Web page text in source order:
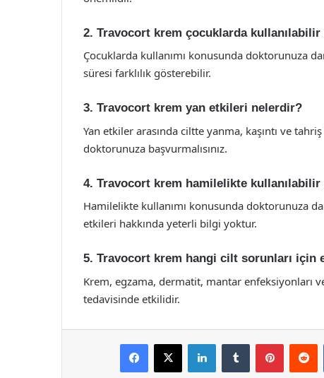
2. Travocort krem çocuklarda kullanılabilir
Çocuklarda kullanımı konusunda doktorunuza
süresi farklılık gösterebilir.
3. Travocort krem yan etkileri nelerdir?
Yan etkiler arasında ciltte yanma, kaşıntı ve
doktorunuza başvurmalısınız.
4. Travocort krem hamilelikte kullanılabilir
Hamilelikte kullanımı konusunda doktorunuza
etkileri hakkında yeterli bilgi yoktur.
5. Travocort krem hangi cilt sorunları için
Krem, egzama, dermatit, mantar enfeksiyonları
tedavisinde etkilidir.
Facebook
X LinkedInTumblr Pinterest